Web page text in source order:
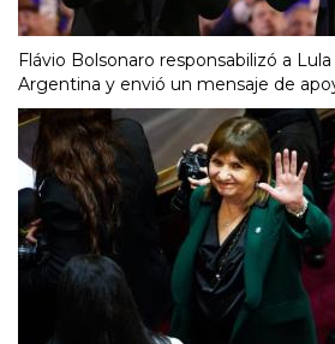
Flávio Bolsonaro responsabilizó a
Argentina y envió un mensaje de